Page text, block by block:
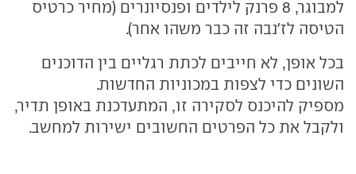
למבוגר, 8 פרנק לילדים ופנסיונרים (מחיר כרטיס
הטיסה לז'נבה זה כבר משהו אחר).
בכל אופן, לא חייבים לכתת רגליים בין הדוכנים
השונים כדי לצפות במכוניות החדשות.
מספיק להיכנס לסקירה זו, המתעדכנת באופן תדיר,
ולקבל את כל הפרטים החשובים ישירות למחשב.